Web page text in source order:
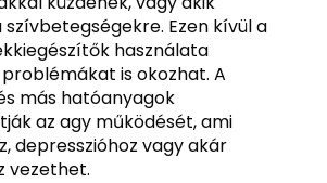
szívbetegségekre. Ezen kívül a
használata
is okozhat. A
más hatóanyagok
az agy működését, ami
depresszióhoz vagy akár
vezethet.